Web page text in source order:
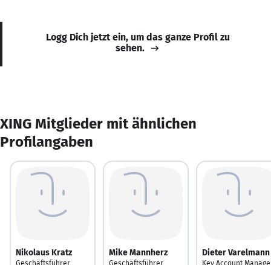
Logg Dich jetzt ein, um das ganze Profil zu
sehen.
XING Mitglieder mit ähnlichen
Profilangaben
Nikolaus Kratz
Geschäftsführer
Mike Mannherz
Geschäftsführer
Dieter Varelmann
Key Account